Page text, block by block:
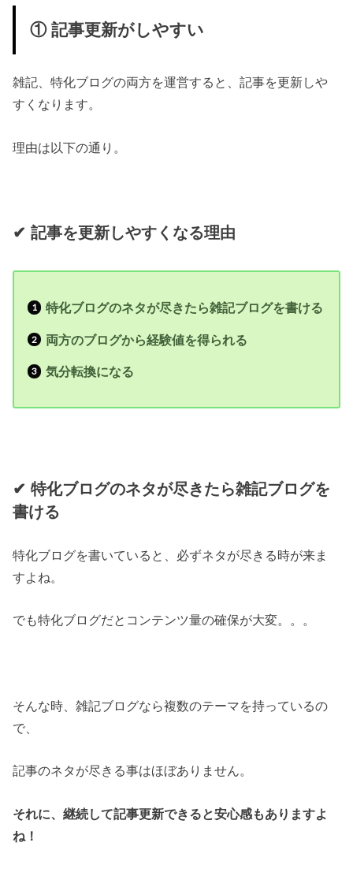
① 記事更新がしやすい
雑記、特化ブログの両方を運営すると、記事を更新しや
すくなります。
理由は以下の通り。
✔︎ 記事を更新しやすくなる理由
特化ブログのネタが尽きたら雑記ブログを書ける
両方のブログから経験値を得られる
気分転換になる
✔︎ 特化ブログのネタが尽きたら雑記ブログを
書ける
特化ブログを書いていると、必ずネタが尽きる時が来ま
すよね。
でも特化ブログだとコンテンツ量の確保が大変。。。
そんな時、雑記ブログなら複数のテーマを持っているの
で、
記事のネタが尽きる事はほぼありません。
それに、継続して記事更新できると安心感もありますよ
ね！